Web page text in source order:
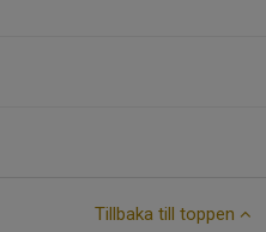
Tillbaka till toppen